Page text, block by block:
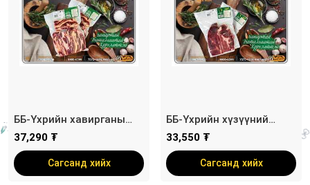
ББ-Үхрийн хавирганы
ангилсан цул мах /
савлагаат/
37,290 ₮
Сагсанд хийх
ББ-Үхрийн хүзүүний
ангилсан цул мах /
савлагаат/
33,550 ₮
Сагсанд хийх